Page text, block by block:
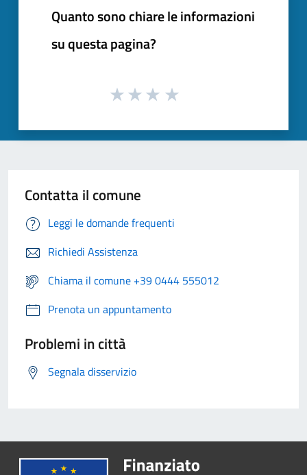
Quanto sono chiare le informazioni
su questa pagina?
Contatta il comune
Leggi le domande frequenti
Richiedi Assistenza
Chiama il comune +39 0444 555012
Prenota un appuntamento
Problemi in città
Segnala disservizio